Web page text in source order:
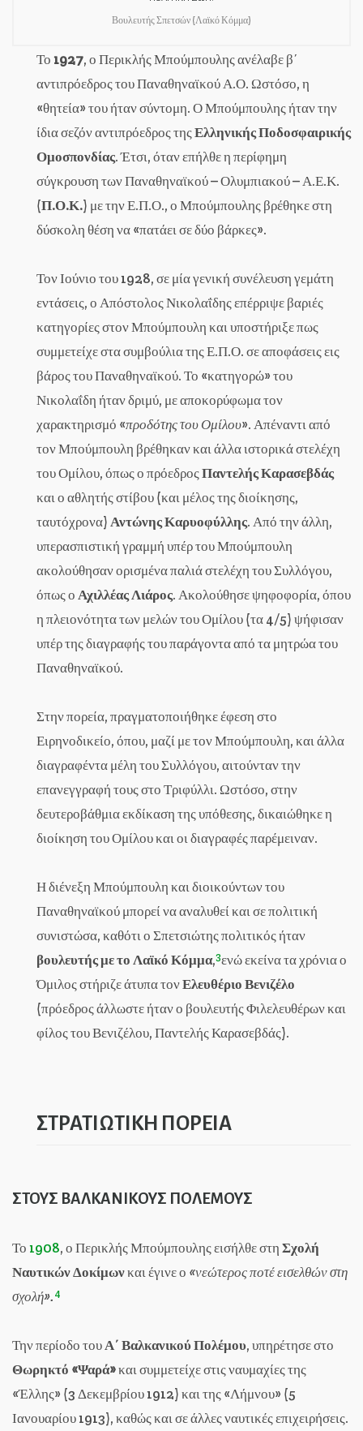
Βουλευτής Σπετσών (Λαϊκό Κόμμα)
Το1927, ο Περικλής Μπούμπουλης ανέλαβε β΄
αντιπρόεδρος του Παναθηναϊκού Α.Ο. Ωστόσο, η
«θητεία» του ήταν σύντομη. Ο Μπούμπουλης ήταν την
ίδια σεζόν αντιπρόεδρος τηςΕλληνικής Ποδοσφαιρικής
Ομοσπονδίας. Έτσι, όταν επήλθε η περίφημη
σύγκρουση των Παναθηναϊκού – Ολυμπιακού – Α.Ε.Κ.
(Π.Ο.Κ.) με την Ε.Π.Ο., ο Μπούμπουλης βρέθηκε στη
δύσκολη θέση να «πατάει σε δύο βάρκες».
Τον Ιούνιο του 1928, σε μία γενική συνέλευση γεμάτη
εντάσεις, ο Απόστολος Νικολαΐδης επέρριψε βαριές
κατηγορίες στον Μπούμπουλη και υποστήριξε πως
συμμετείχε στα συμβούλια της Ε.Π.Ο. σε αποφάσεις εις
βάρος του Παναθηναϊκού. Το «κατηγορώ» του
Νικολαΐδη ήταν δριμύ, με αποκορύφωμα τον
χαρακτηρισμό «προδότης του Ομίλου». Απέναντι από
τον Μπούμπουλη βρέθηκαν και άλλα ιστορικά στελέχη
του Ομίλου, όπως ο πρόεδροςΠαντελής Καρασεβδάς
και ο αθλητής στίβου (και μέλος της διοίκησης,
ταυτόχρονα)Αντώνης Καρυοφύλλης. Από την άλλη,
υπερασπιστική γραμμή υπέρ του Μπούμπουλη
ακολούθησαν ορισμένα παλιά στελέχη του Συλλόγου,
όπως οΑχιλλέας Λιάρος. Ακολούθησε ψηφοφορία, όπου
η πλειονότητα των μελών του Ομίλου (τα 4/5) ψήφισαν
υπέρ της διαγραφής του παράγοντα από τα μητρώα του
Παναθηναϊκού.
Στην πορεία, πραγματοποιήθηκε έφεση στο
Ειρηνοδικείο, όπου, μαζί με τον Μπούμπουλη, και άλλα
διαγραφέντα μέλη του Συλλόγου, αιτούνταν την
επανεγγραφή τους στο Τριφύλλι. Ωστόσο, στην
δευτεροβάθμια εκδίκαση της υπόθεσης, δικαιώθηκε η
διοίκηση του Ομίλου και οι διαγραφές παρέμειναν.
Η διένεξη Μπούμπουλη και διοικούντων του
Παναθηναϊκού μπορεί να αναλυθεί και σε πολιτική
συνιστώσα, καθότι ο Σπετσιώτης πολιτικός ήταν
βουλευτής με το Λαϊκό Κόμμα,3ενώ εκείνα τα χρόνια ο
Όμιλος στήριζε άτυπα τονΕλευθέριο Βενιζέλο
(πρόεδρος άλλωστε ήταν ο βουλευτής Φιλελευθέρων και
φίλος του Βενιζέλου, Παντελής Καρασεβδάς).
ΣΤΡΑΤΙΩΤΙΚΗ ΠΟΡΕΙΑ
ΣΤΟΥΣ ΒΑΛΚΑΝΙΚΟΥΣ ΠΟΛΕΜΟΥΣ
Το1908, ο Περικλής Μπούμπουλης εισήλθε στηΣχολή
Ναυτικών Δοκίμωνκαι έγινε ο «νεώτερος ποτέ εισελθών στη
σχολή».4
Την περίοδο τουΑ΄ Βαλκανικού Πολέμου, υπηρέτησε στο
Θωρηκτό «Ψαρά»και συμμετείχε στις ναυμαχίες της
«Έλλης» (3 Δεκεμβρίου 1912) και της «Λήμνου» (5
Ιανουαρίου 1913), καθώς και σε άλλες ναυτικές επιχειρήσεις.